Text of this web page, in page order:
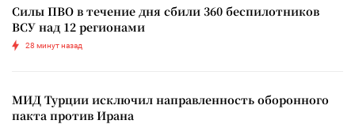
Силы ПВО в течение дня сбили 360 беспилотников
ВСУ над 12 регионами
28 минут назад
МИД Турции исключил направленность оборонного
пакта против Ирана